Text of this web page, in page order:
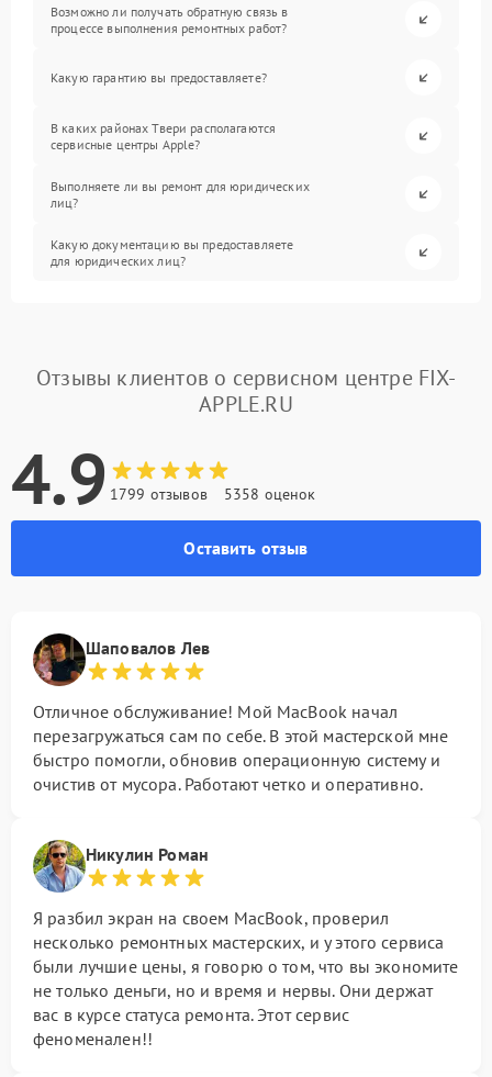
Возможно ли получать обратную связь в
процессе выполнения ремонтных работ?
Какую гарантию вы предоставляете?
В каких районах Твери располагаются
сервисные центры Apple?
Выполняете ли вы ремонт для юридических
лиц?
Какую документацию вы предоставляете
для юридических лиц?
Отзывы клиентов о сервисном центре FIX-
APPLE.RU
4.9 1799 отзывов 5358 оценок
Оставить отзыв
Шаповалов Лев
Отличное обслуживание! Мой MacBook начал
перезагружаться сам по себе. В этой мастерской мне
быстро помогли, обновив операционную систему и
очистив от мусора. Работают четко и оперативно.
Никулин Роман
Я разбил экран на своем MacBook, проверил
несколько ремонтных мастерских, и у этого сервиса
были лучшие цены, я говорю о том, что вы экономите
не только деньги, но и время и нервы. Они держат
вас в курсе статуса ремонта. Этот сервис
феноменален!!